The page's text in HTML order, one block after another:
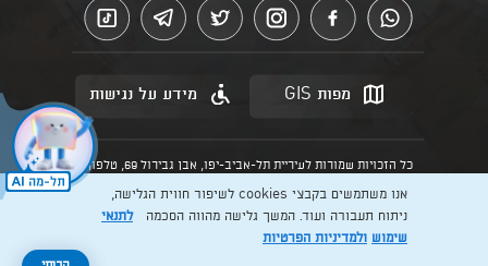
מפות GIS מידע על נגישות
כל הזכויות שמורות לעיריית תל-אביב-יפו, אבן גבירול 69, טלפון:
הנוסח המחייב הוא זה הקבוע בהוראות הדין הרלוונטיות כפי שתהיינה
בתוקף מעת לעת
Created by: Layer. Digital studio
אנו משתמשים בקבצי cookies לשיפור חווית הגלישה,
ניתוח תעבורה ועוד. המשך גלישה מהווה הסכמהלתנאי
שימוש ולמדיניות הפרטיות